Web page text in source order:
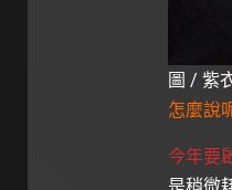
圖 / 紫
怎麼說
今年要